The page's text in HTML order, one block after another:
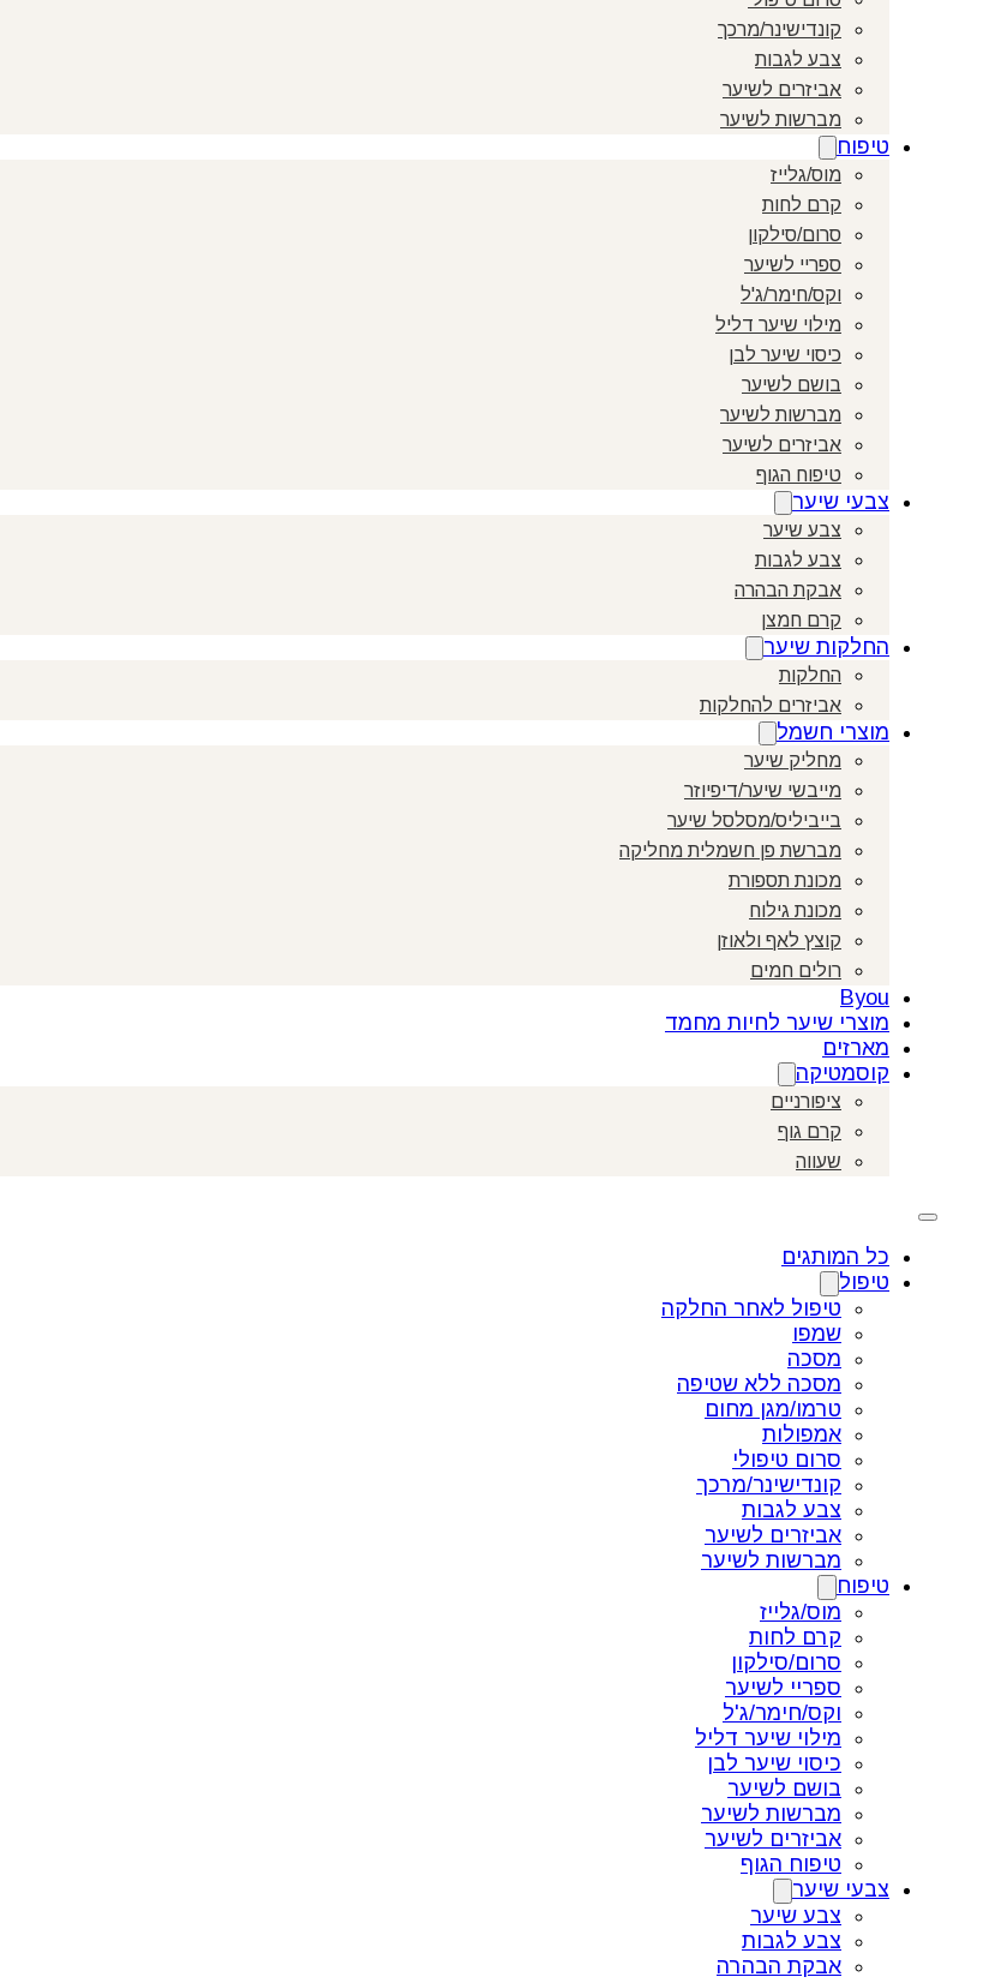
קונדישינר/מרכך
צבע לגבות
אביזרים לשיער
מברשות לשיער
טיפוח
מוס/גלייז
קרם לחות
סרום/סילקון
ספריי לשיער
וקס/חימר/ג'ל
מילוי שיער דליל
כיסוי שיער לבן
בושם לשיער
מברשות לשיער
אביזרים לשיער
טיפוח הגוף
צבעי שיער
צבע שיער
צבע לגבות
אבקת הבהרה
קרם חמצן
החלקות שיער
החלקות
אביזרים להחלקות
מוצרי חשמל
מחליק שיער
מייבשי שיער/דיפיוזר
בייביליס/מסלסל שיער
מברשת פן חשמלית מחליקה
מכונת תספורת
מכונת גילוח
קוצץ לאף ולאוזן
רולים חמים
Byou
מוצרי שיער לחיות מחמד
מארזים
קוסמטיקה
ציפורניים
קרם גוף
שעווה
כל המותגים
טיפול
טיפול לאחר החלקה
שמפו
מסכה
מסכה ללא שטיפה
טרמו/מגן מחום
אמפולות
סרום טיפולי
קונדישינר/מרכך
צבע לגבות
אביזרים לשיער
מברשות לשיער
טיפוח
מוס/גלייז
קרם לחות
סרום/סילקון
ספריי לשיער
וקס/חימר/ג'ל
מילוי שיער דליל
כיסוי שיער לבן
בושם לשיער
מברשות לשיער
אביזרים לשיער
טיפוח הגוף
צבעי שיער
צבע שיער
צבע לגבות
אבקת הבהרה